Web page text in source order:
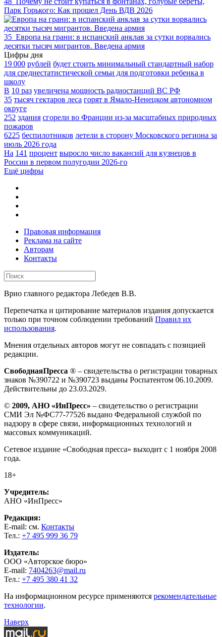
Парк Горького: Как прошел День ВДВ 2026
35 Европа на грани: в испанский анклав за сутки ворвались
десятки тысяч мигрантов. Введена армия
Цифры дня
19 000 рублей будет стоить минимальный стандартный набор
для среднестатистической семьи для подготовки ребенка в
школу
В 10 раз увеличена мощность радиостанций ВС РФ
35 тысяч гектаров леса горят в Ямало-Ненецком автономном
округе
252 здания сгорели во Франции из-за масштабных природных
пожаров
6225 беспилотников летели в сторону Московского региона за
июль 2026 года
На 141 процент выросло число вакансий для кузнецов в
России в первом полугодии 2026-го
Ещё цифры
Правовая информация
Реклама на сайте
Авторам
Контакты
Врио главного редактора Лебедев В.В.
Перепечатка и цитирование материалов издания допускается
только при точном соблюдении требований Правил их
использования.
Мнения отдельных авторов могут не совпадать с позицией
редакции.
СвободнаяПресса ® – свидетельства о регистрации товарных
знаков №390722 и №390723 выданы Роспатентом 06.10.2009.
Действительны до 23.03.2029.
© 2009, АНО «ИнПресс» – свидетельство о регистрации
СМИ Эл №ФС77-77526 выдано Федеральной службой по
надзору в сфере связи, информационных технологий и
массовых коммуникаций.
Сетевое издание «Свободная пресса» выходит с 1 ноября 2008
года.
18+
Учредитель:
АНО «ИнПресс»
Редакция:
E-mail: см. Контакты
Тел.: +7 495 999 36 79
Издатель:
ООО «Авторское бюро»
E-mail: 7404263@mail.ru
Тел.: +7 495 380 41 32
На информационном ресурсе применяются рекомендательные
технологии.
Наверх